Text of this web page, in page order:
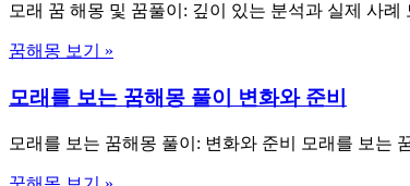
모래 꿈 해몽 및 꿈풀이: 깊이 있는 분석과 실제 사
꿈해몽 보기 »
모래를 보는 꿈해몽 풀이 변화와 준비
모래를 보는 꿈해몽 풀이: 변화와 준비 모래를 보는